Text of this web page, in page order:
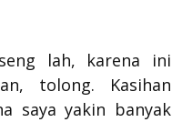
lah, karena ini
tolong. Kasihan
saya yakin banyak